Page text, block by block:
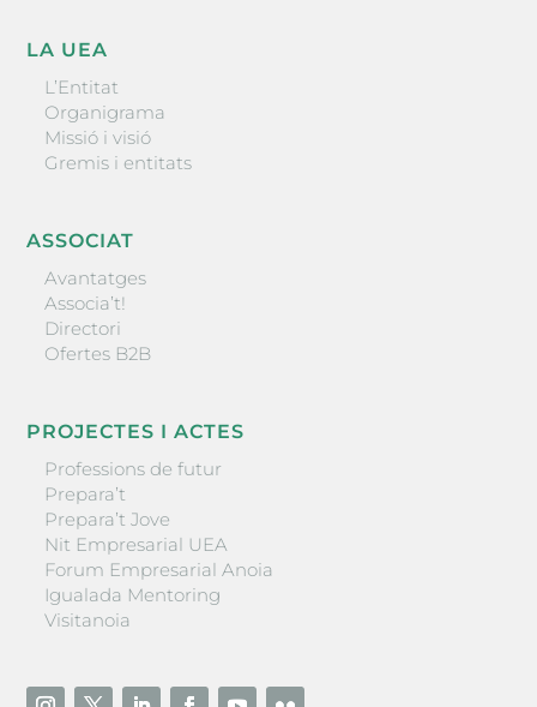
LA UEA
L’Entitat
Organigrama
Missió i visió
Gremis i entitats
ASSOCIAT
Avantatges
Associa’t!
Directori
Ofertes B2B
PROJECTES I ACTES
Professions de futur
Prepara’t
Prepara’t Jove
Nit Empresarial UEA
Forum Empresarial Anoia
Igualada Mentoring
Visitanoia